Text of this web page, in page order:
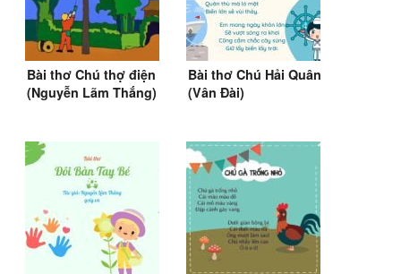
Bài thơ Chú thợ điện
(Nguyễn Lãm Thắng)
Bài thơ Chú Hải Quân
(Vân Đài)